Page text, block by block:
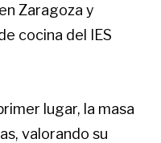
Zaragoza y
cocina del IES
lugar, la masa
valorando su